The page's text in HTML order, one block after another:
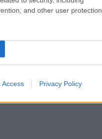
and other user protection.
Access Privacy Policy